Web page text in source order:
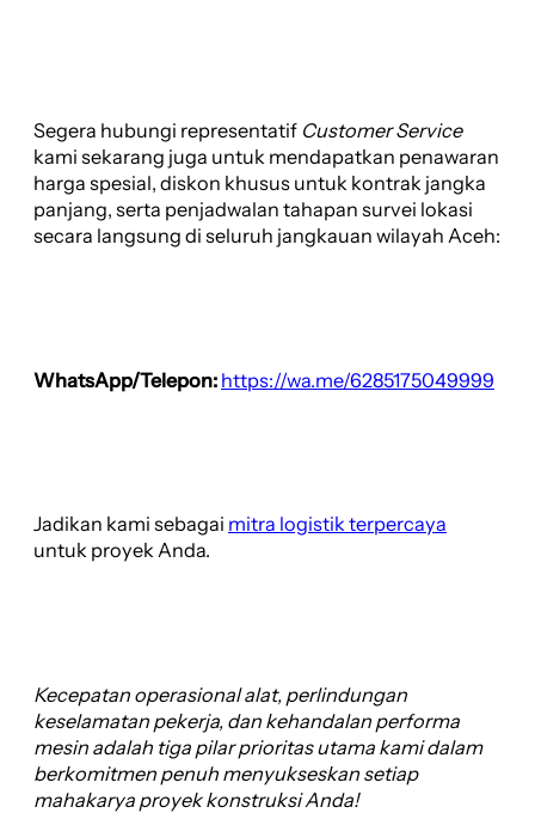
Segera hubungi representatif Customer Service
kami sekarang juga untuk mendapatkan penawaran
harga spesial, diskon khusus untuk kontrak jangka
panjang, serta penjadwalan tahapan survei lokasi
secara langsung di seluruh jangkauan wilayah Aceh:
WhatsApp/Telepon: https://wa.me/6285175049999
Jadikan kami sebagai mitra logistik terpercaya
untuk proyek Anda.
Kecepatan operasional alat, perlindungan
keselamatan pekerja, dan kehandalan performa
mesin adalah tiga pilar prioritas utama kami dalam
berkomitmen penuh menyukseskan setiap
mahakarya proyek konstruksi Anda!